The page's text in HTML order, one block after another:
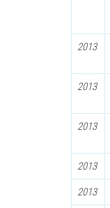
2013
2013
2013
2013
2013